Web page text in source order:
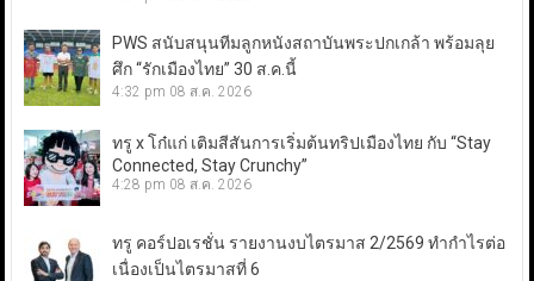
PWS สนับสนุนทีมลูกหนังสถาบันพระปกเกล้า พร้อมลุย
ศึก “รักเมืองไทย” 30 ส.ค.นี้
4:32 pm 08 ส.ค. 2026
ทรู x โก๋แก่ เติมสีสันการเริ่มต้นทริปเมืองไทย กับ “Stay
Connected, Stay Crunchy”
4:28 pm 08 ส.ค. 2026
ทรู คอร์ปอเรชั่น รายงานงบไตรมาส 2/2569 ทำกำไรต่อ
เนื่องเป็นไตรมาสที่ 6